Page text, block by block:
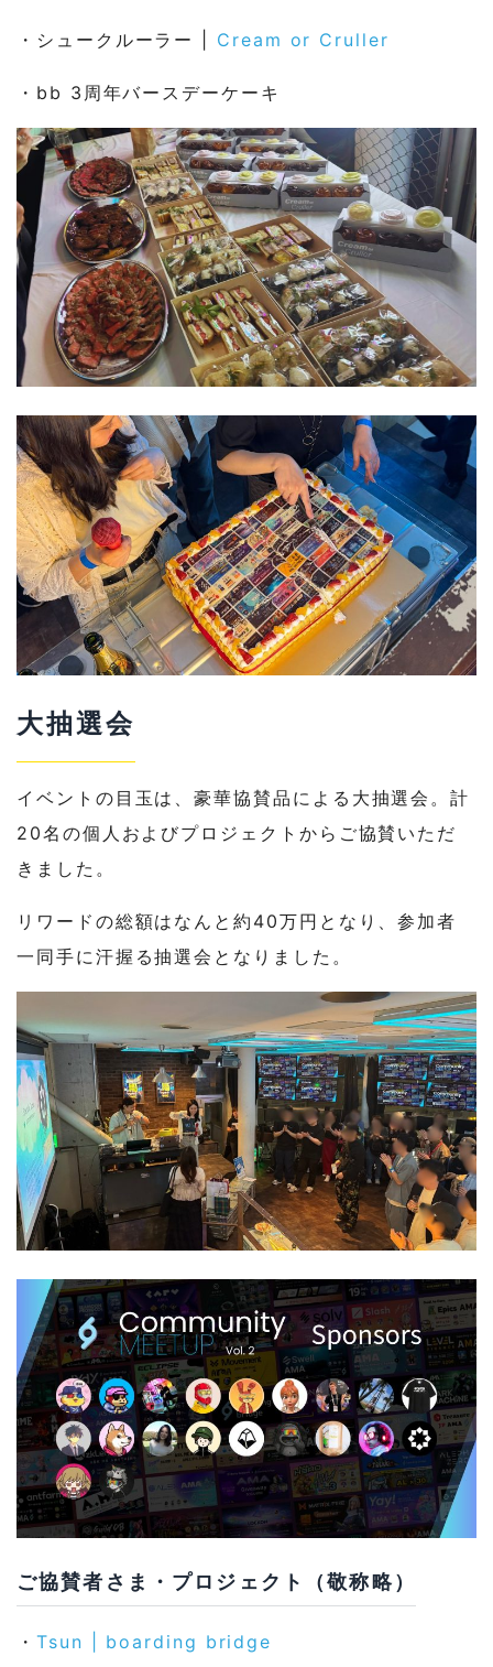
・シュークルーラー | Cream or Cruller
・bb 3周年バースデーケーキ
大抽選会
イベントの目玉は、豪華協賛品による大抽選会。計
20名の個人およびプロジェクトからご協賛いただ
きました。
リワードの総額はなんと約40万円となり、参加者
一同手に汗握る抽選会となりました。
ご協賛者さま・プロジェクト（敬称略）
・ Tsun | boarding bridge